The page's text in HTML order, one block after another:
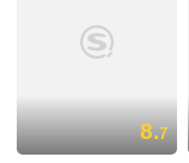
8.7